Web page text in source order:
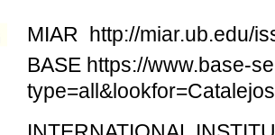
MIAR http://miar.ub.edu/
BASE https://www.base-